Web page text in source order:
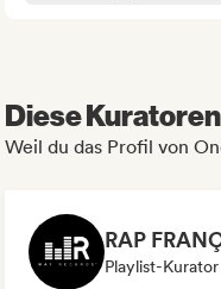
Diese
Weil du das Profil von
Playlist-Kurator